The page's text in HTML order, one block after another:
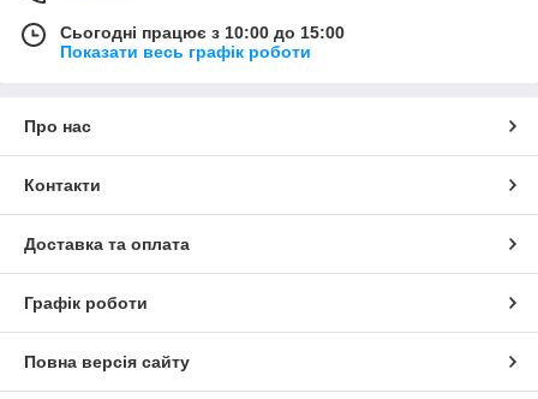
Сьогодні працює з 10:00 до 15:00
Показати весь графік роботи
Про нас
Контакти
Доставка та оплата
Графік роботи
Повна версія сайту